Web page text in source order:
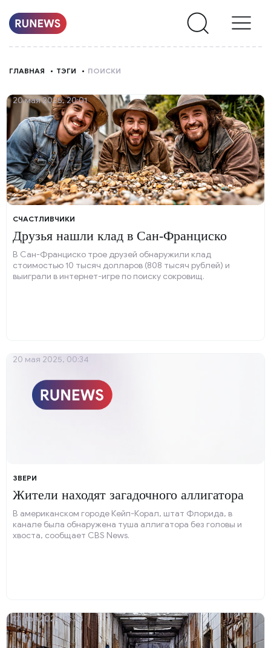
О
НАС
ГЛАВНАЯ ТЭГИ ПОИСКИ
СЧАСТЛИВЧИКИ
Друзья нашли клад в Сан-Франциско
В Сан-Франциско трое друзей обнаружили клад
стоимостью 10 тысяч долларов (808 тысяч рублей) и
выиграли в интернет-игре по поиску сокровищ.
20 мая 2025, 20:01
ЗВЕРИ
Жители находят загадочного аллигатора
В американском городе Кейп-Корал, штат Флорида, в
канале была обнаружена туша аллигатора без головы и
хвоста, сообщает CBS News.
20 мая 2025, 00:34
17 мая 2025, 15:34